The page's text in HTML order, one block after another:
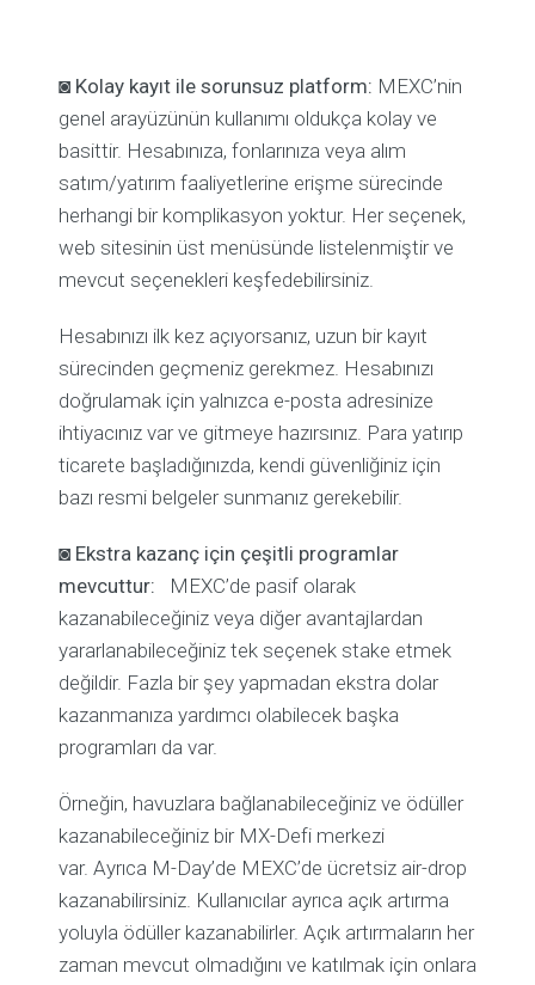
◙ Kolay kayıt ile sorunsuz platform: MEXC’nin
genel arayüzünün kullanımı oldukça kolay ve
basittir. Hesabınıza, fonlarınıza veya alım
satım/yatırım faaliyetlerine erişme sürecinde
herhangi bir komplikasyon yoktur. Her seçenek,
web sitesinin üst menüsünde listelenmiştir ve
mevcut seçenekleri keşfedebilirsiniz.
Hesabınızı ilk kez açıyorsanız, uzun bir kayıt
sürecinden geçmeniz gerekmez. Hesabınızı
doğrulamak için yalnızca e-posta adresinize
ihtiyacınız var ve gitmeye hazırsınız. Para yatırıp
ticarete başladığınızda, kendi güvenliğiniz için
bazı resmi belgeler sunmanız gerekebilir.
◙ Ekstra kazanç için çeşitli programlar
mevcuttur:
MEXC’de pasif olarak
kazanabileceğiniz veya diğer avantajlardan
yararlanabileceğiniz tek seçenek stake etmek
değildir. Fazla bir şey yapmadan ekstra dolar
kazanmanıza yardımcı olabilecek başka
programları da var.
Örneğin, havuzlara bağlanabileceğiniz ve ödüller
kazanabileceğiniz bir MX-Defi merkezi
var. Ayrıca M-Day’de MEXC’de ücretsiz air-drop
kazanabilirsiniz. Kullanıcılar ayrıca açık artırma
yoluyla ödüller kazanabilirler. Açık artırmaların her
zaman mevcut olmadığını ve katılmak için onlara